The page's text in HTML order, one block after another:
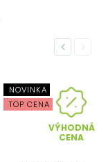
Previous
NOVINKA
TOP CENA
VÝHODNÁ
CENA
Next